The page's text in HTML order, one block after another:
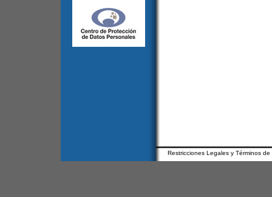
Restricciones Legales y Términos de